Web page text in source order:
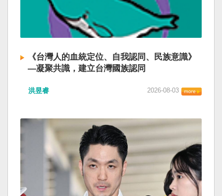
《台灣人的血統定位、自我認同、民族意識》
—凝聚共識，建立台灣國族認同
洪昱睿 2026-08-03